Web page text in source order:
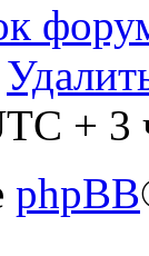
+ 3
phpBB